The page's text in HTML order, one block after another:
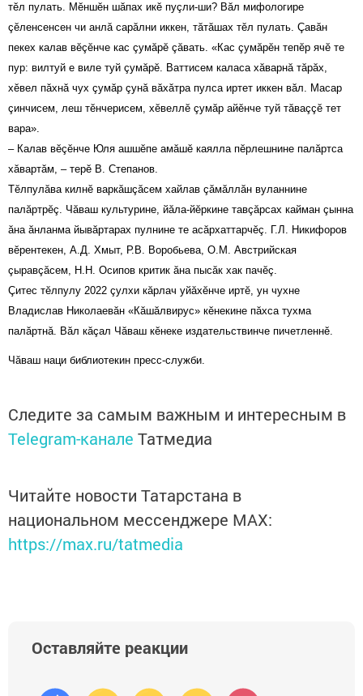
тĕл пулать. Мĕншĕн шăпах икĕ пуçли-ши? Вăл мифологире
çĕленсенсен чи анлă сарăлни иккен, тăтăшах тĕл пулать. Çавăн
пекех калав вĕçĕнче кас çумăрĕ çăвать. «Кас çумăрĕн тепĕр ячĕ те
пур: вилтуй е виле туй çумăрĕ. Ваттисем каласа хăварнă тăрăх,
хĕвел пăхнă чух çумăр çунă вăхăтра пулса иртет иккен вăл. Масар
çинчисем, леш тĕнчерисем, хĕвеллĕ çумăр айĕнче туй тăваççĕ тет
вара».
– Калав вĕçĕнче Юля ашшĕпе амăшĕ каялла пĕрлешнине палăртса
хăвартăм, – терĕ В. Степанов.
Тĕлпулăва килнĕ варкăшçăсем хайлав çăмăллăн вуланнине
палăртрĕç. Чăваш культурине, йăла-йĕркине тавçăрсах кайман çынна
ăна ăнланма йывăртарах пулнине те асăрхаттарчĕç. Г.Л. Никифоров
вĕрентекен, А.Д. Хмыт, Р.В. Воробьева, О.М. Австрийская
çыравçăсем, Н.Н. Осипов критик ăна пысăк хак пачĕç.
Çитес тĕлпулу 2022 çулхи кăрлач уйăхĕнче иртĕ, ун чухне
Владислав Николаевăн «Кăшăлвирус» кĕнекине пăхса тухма
палăртнă. Вăл кăçал Чăваш кĕнеке издательствинче пичетленнӗ.
Чăваш наци библиотекин пресс-служби.
Следите за самым важным и интересным в
Telegram-канале Татмедиа
Читайте новости Татарстана в
национальном мессенджере MАХ:
https://max.ru/tatmedia
Оставляйте реакции